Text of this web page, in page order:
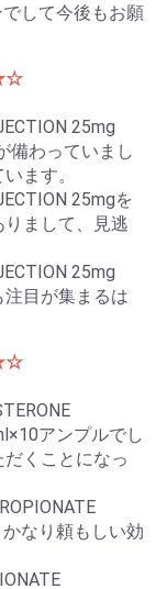
して今後もお願
25mg
備わっていまし
ます。
25mgを
まして、見逃
25mg
目が集まるは
アンプルでし
くことになっ
なり頼もしい効